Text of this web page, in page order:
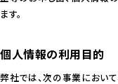
ます。
個人情報の利用目的
弊社では、次の事業において